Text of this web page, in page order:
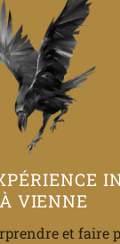
À VIENNE
et faire